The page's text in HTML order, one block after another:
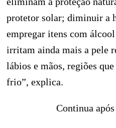
protetor solar; diminuir a
empregar itens com
irritam ainda mais a pele
lábios e mãos, regiões
frio”, explica.
Continua